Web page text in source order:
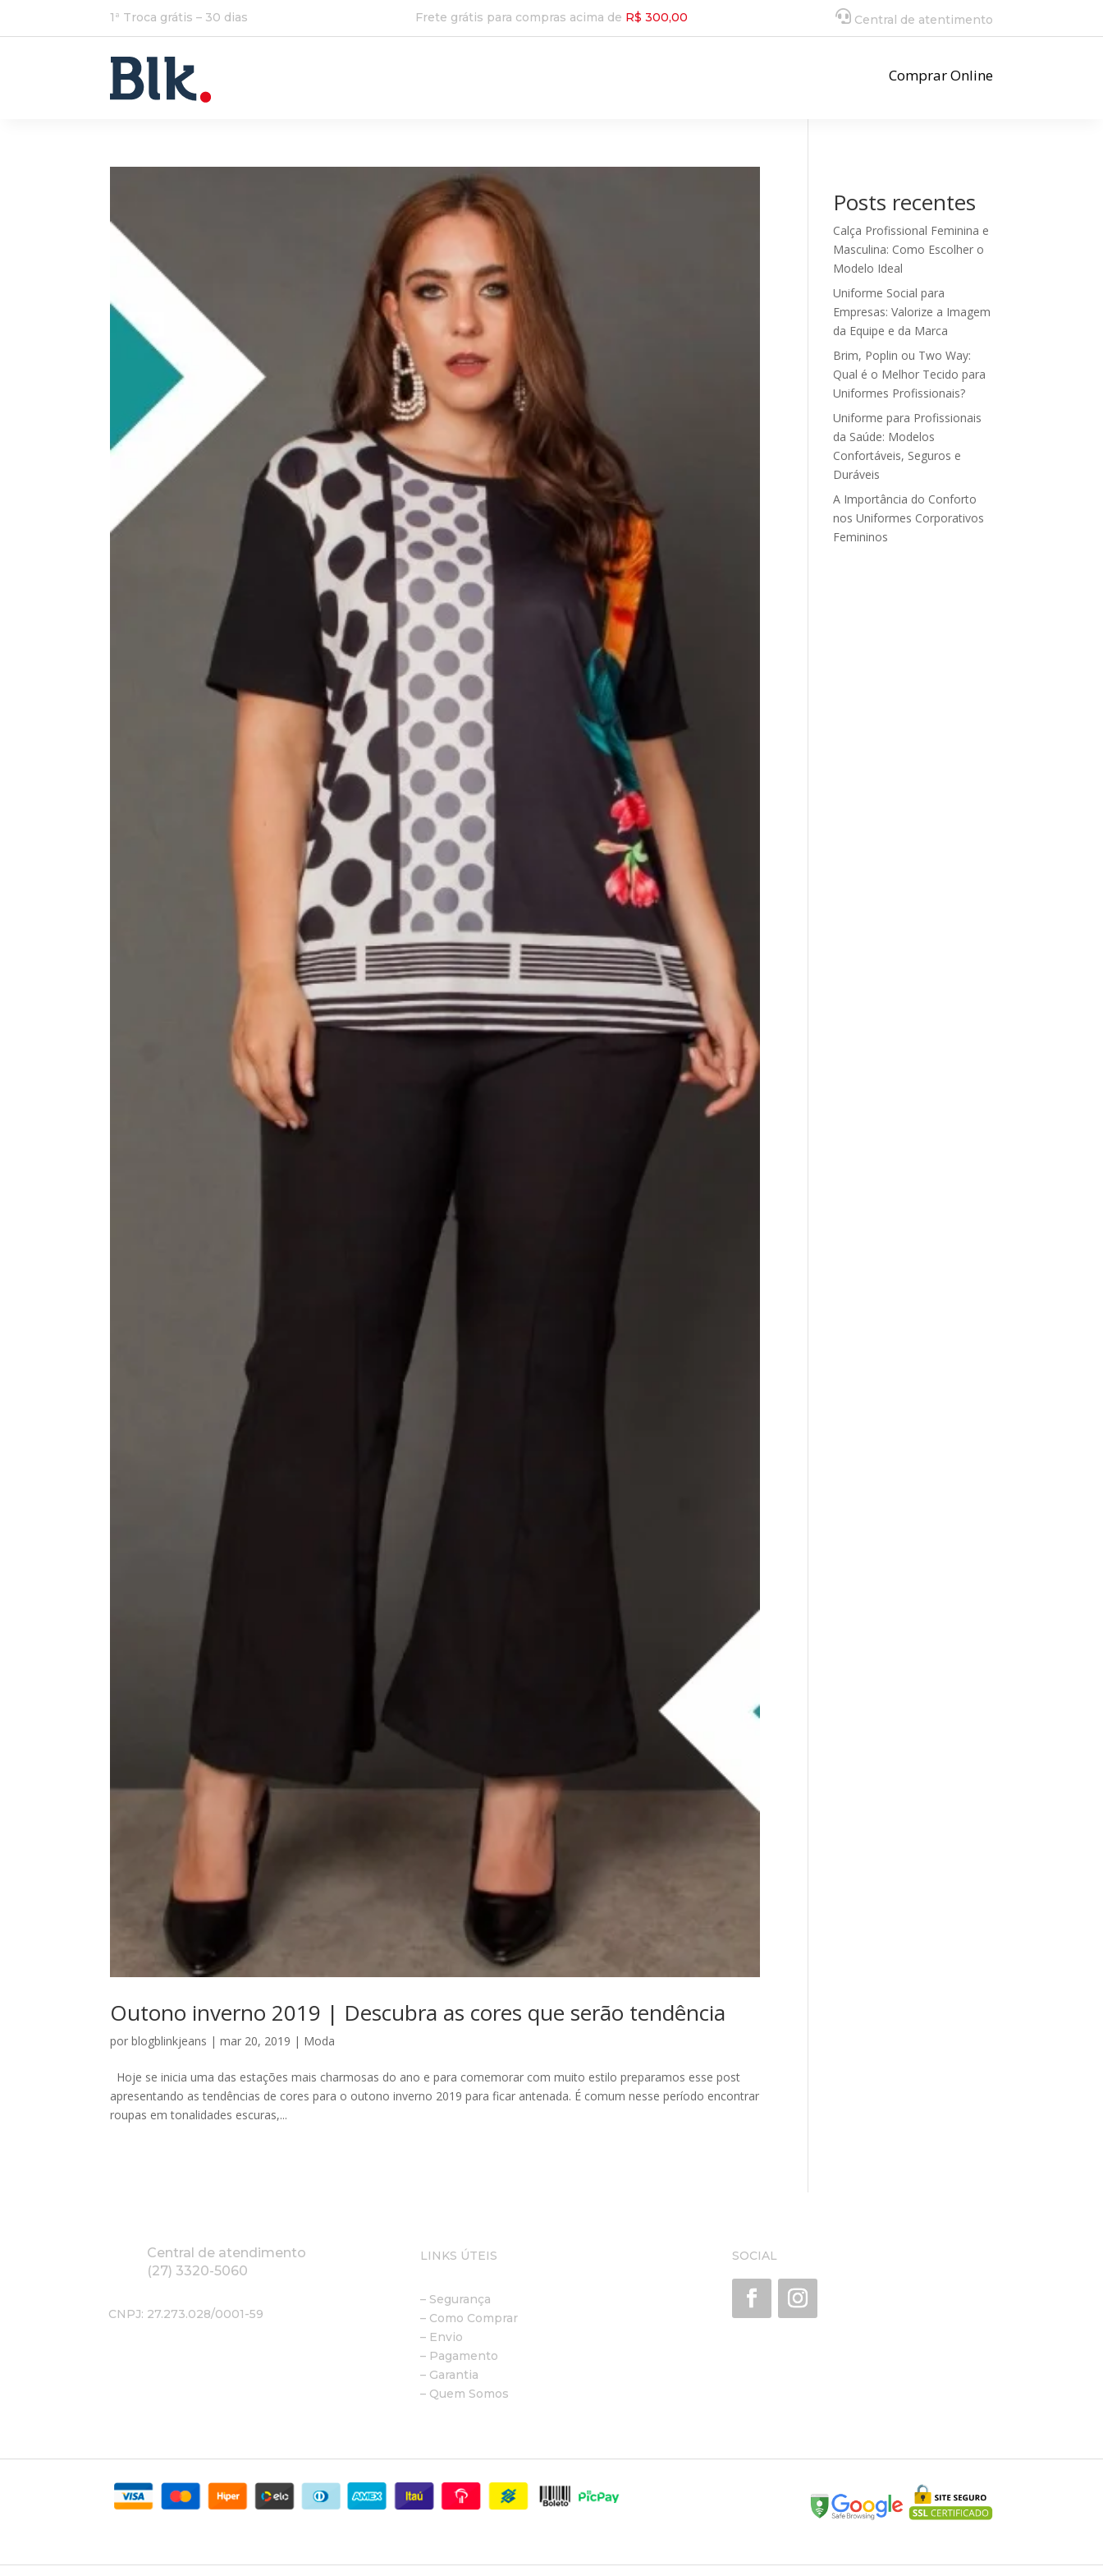
1ª Troca grátis – 30 dias Frete grátis para compras acima de R$ 300,00 Central de atentimento
Comprar Online
Outono inverno 2019 | Descubra as cores que serão tendência
porblogblinkjeans |mar 20, 2019 | Moda
Hoje se inicia uma das estações mais charmosas do ano e para comemorar com muito estilo preparamos esse post
apresentando as tendências de cores para o outono inverno 2019 para ficar antenada. É comum nesse período encontrar
roupas em tonalidades escuras,...
Posts recentes
Calça Profissional Feminina e
Masculina: Como Escolher o
Modelo Ideal
Uniforme Social para
Empresas: Valorize a Imagem
da Equipe e da Marca
Brim, Poplin ou Two Way:
Qual é o Melhor Tecido para
Uniformes Profissionais?
Uniforme para Profissionais
da Saúde: Modelos
Confortáveis, Seguros e
Duráveis
A Importância do Conforto
nos Uniformes Corporativos
Femininos
Central de atendimento
(27) 3320-5060
CNPJ: 27.273.028/0001-59
LINKS ÚTEIS
– Segurança
– Como Comprar
– Envio
– Pagamento
– Garantia
– Quem Somos
SOCIAL